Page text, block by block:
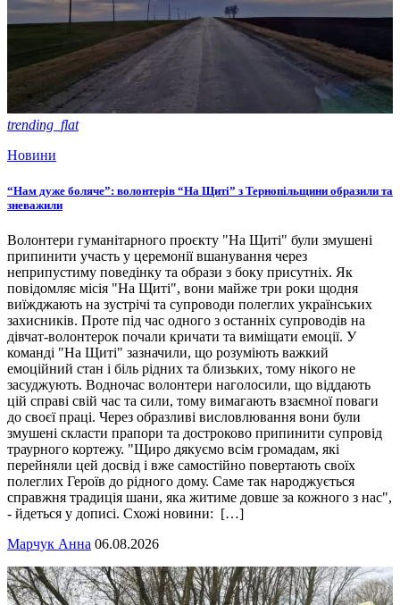
trending_flat
Новини
“Нам дуже боляче”: волонтерів “На Щиті” з Тернопільщини образили та
зневажили
Волонтери гуманітарного проєкту "На Щиті" були змушені
припинити участь у церемонії вшанування через
неприпустиму поведінку та образи з боку присутніх. Як
повідомляє місія "На Щиті", вони майже три роки щодня
виїжджають на зустрічі та супроводи полеглих українських
захисників. Проте під час одного з останніх супроводів на
дівчат-волонтерок почали кричати та виміщати емоції. У
команді "На Щиті" зазначили, що розуміють важкий
емоційний стан і біль рідних та близьких, тому нікого не
засуджують. Водночас волонтери наголосили, що віддають
цій справі свій час та сили, тому вимагають взаємної поваги
до своєї праці. Через образливі висловлювання вони були
змушені скласти прапори та достроково припинити супровід
траурного кортежу. "Щиро дякуємо всім громадам, які
перейняли цей досвід і вже самостійно повертають своїх
полеглих Героїв до рідного дому. Саме так народжується
справжня традиція шани, яка житиме довше за кожного з нас",
- йдеться у дописі. Схожі новини: […]
Марчук Анна 06.08.2026